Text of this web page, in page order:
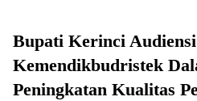
Bupati Kerinci
Kemendikbudristek
Peningkatan Kualitas